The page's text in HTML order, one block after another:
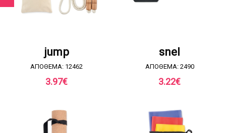
jump
ΑΠΟΘΕΜΑ: 12462
3.97€
snel
ΑΠΟΘΕΜΑ: 2490
3.22€